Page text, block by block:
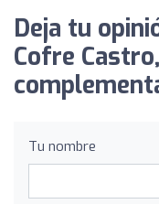
Deja tu
Cofre
Tu nombre